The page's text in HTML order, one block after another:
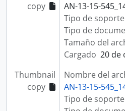
copy
AN-13-15-
Tipo de soporte
Tipo de
Tamaño del
Cargado 20 de
Thumbnail
copy
Nombre del
AN-13-15-
Tipo de soporte